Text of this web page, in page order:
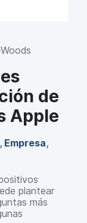
de
Apple
, Empresa,
plantear
más